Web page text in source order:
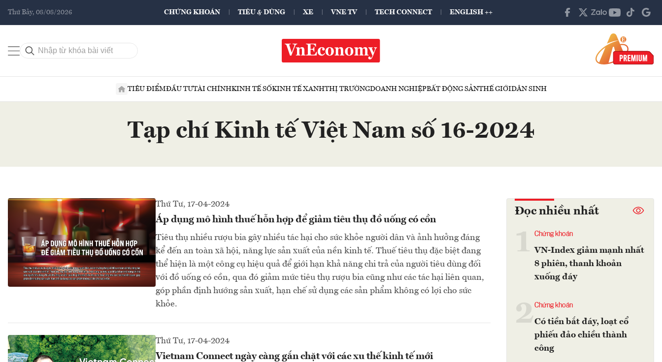
Thứ Bảy, 08/08/2026 CHỨNG KHOÁN TIÊU & DÙNG XE VNE TV TECH CONNECT ENGLISH ++
TIÊU ĐIỂMĐẦU TƯTÀI CHÍNHKINH TẾ SỐKINH TẾ XANHTHỊ TRƯỜNGDOANH NGHIỆPBẤT ĐỘNG SẢNTHẾ GIỚIDÂN SINH
Tạp chí Kinh tế Việt Nam số 16-2024
Thứ Tư, 17-04-2024
Áp dụng mô hình thuế hỗn hợp để giảm tiêu thụ đồ uống có cồn
Tiêu thụ nhiều rượu bia gây nhiều tác hại cho sức khỏe người dân và ảnh hưởng đáng
kể đến an toàn xã hội, năng lực sản xuất của nền kinh tế. Thuế tiêu thụ đặc biệt đang
thể hiện là một công cụ hiệu quả để giới hạn khả năng chi trả của người tiêu dùng đối
với đồ uống có cồn, qua đó giảm mức tiêu thụ rượu bia cũng như các tác hại liên quan,
góp phần định hướng sản xuất, hạn chế sử dụng các sản phẩm không có lợi cho sức
khỏe.
Thứ Tư, 17-04-2024
Vietnam Connect ngày càng gắn chặt với các xu thế kinh tế mới
Đọc nhiều nhất
Chứng khoán
VN-Index giảm mạnh nhất
8 phiên, thanh khoản
xuống đáy
2Chứng khoán
Có tiền bắt đáy, loạt cổ
phiếu đảo chiều thành
công